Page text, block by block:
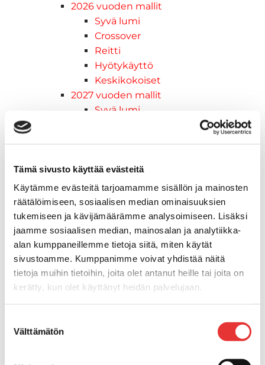
Tämä sivusto käyttää evästeitä
Käytämme evästeitä tarjoamamme sisällön ja mainosten
räätälöimiseen, sosiaalisen median ominaisuuksien
tukemiseen ja kävijämäärämme analysoimiseen. Lisäksi
jaamme sosiaalisen median, mainosalan ja analytiikka-
alan kumppaneillemme tietoja siitä, miten käytät
sivustoamme. Kumppanimme voivat yhdistää näitä
tietoja muihin tietoihin, joita olet antanut heille tai joita on
kerätty, kun olet käyttänyt heidän palvelujaan.
valinta
Välttämätön
2026 vuoden mallit
Syvä lumi
Crossover
Reitti
Hyötykäyttö
Keskikokoiset
2027 vuoden mallit
Syvä lumi
Keskikokoiset
Nuoriso
Lynx-moottorikelkat
2026 vuoden mallit
Syvä lumi
Crossover
Hyötykäyttö
Reitti
ADVENTURE ELECTRIC
2027 vuoden mallit